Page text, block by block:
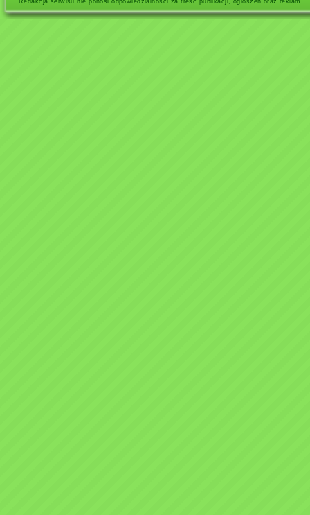
Redakcja serwisu nie ponosi odpowiedzialności za treść publikacji, ogłoszeń oraz reklam.